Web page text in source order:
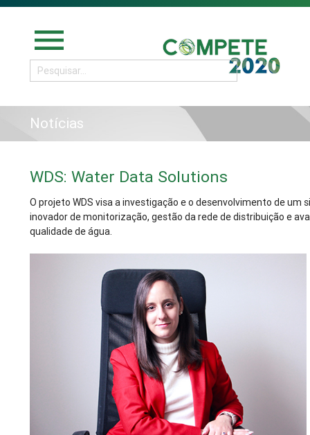
menu
Notícias
WDS: Water Data Solutions
O projeto WDS visa a investigação e o desenvolvimento de um
inovador de monitorização, gestão da rede de distribuição e
qualidade de água.